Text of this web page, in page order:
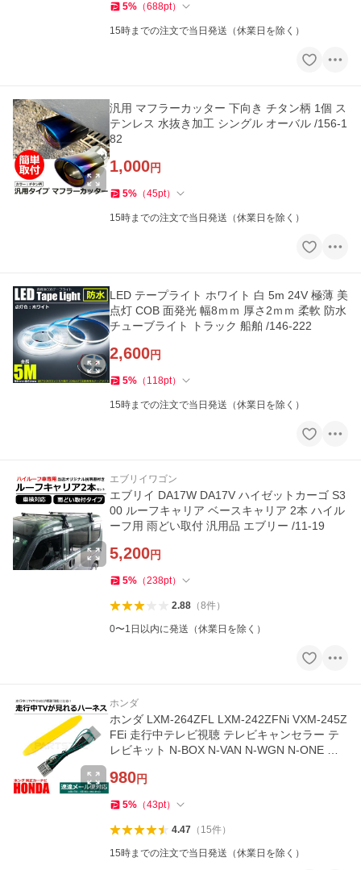
5% （688pt）
15時までの注文で当日発送（休業日を除く）
汎用 マフラーカッター 下向き チタン柄 1個 ス
テンレス 水抜き加工 シングル オーバル /156-1
82
1,000円
5% （45pt）
15時までの注文で当日発送（休業日を除く）
LED テープライト ホワイト 白 5m 24V 極薄 美
点灯 COB 面発光 幅8ｍｍ 厚さ2ｍｍ 柔軟 防水
チューブライト トラック 船舶 /146-222
2,600円
5% （ 118pt）
15時までの注文で当日発送（休業日を除く）
エブリイワゴン
エブリイ DA17W DA17V ハイゼットカーゴ S3
00 ルーフキャリア ベースキャリア 2本 ハイル
ーフ用 雨どい取付 汎用品 エブリー /11-19
5,200円
5% （238pt）
2.88（8件）
0〜1日以内に発送（休業日を除く）
ホンダ
ホンダ LXM-264ZFL LXM-242ZFNi VXM-245Z
FEi 走行中テレビ視聴 テレビキャンセラー テ
レビキット N-BOX N-VAN N-WGN N-ONE フ
980円
5% （43pt）
4.47（ 15件）
15時までの注文で当日発送（休業日を除く）